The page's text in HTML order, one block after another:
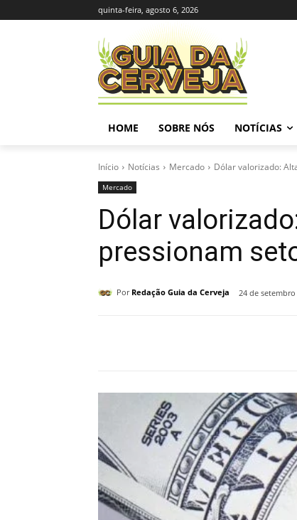
quinta-feira, agosto 6, 2026
HOME SOBRE NÓS NOTÍCIAS
Início Notícias Mercado Dólar valorizado:
Mercado
Dólar
pressionam
Por Redação Guia da Cerveja 24 de